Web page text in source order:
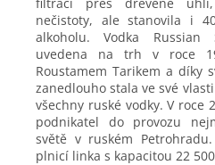
nečistoty, ale stanovila i
alkoholu. Vodka
uvedena na trh v roce
Roustamem Tarikem a díky
zanedlouho stala ve své
všechny ruské vodky. V roce
podnikatel do provozu
světě v ruském
plnicí linka s kapacitou 22